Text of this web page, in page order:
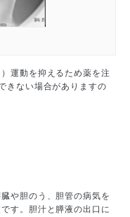
運動を抑えるため薬を注
きない場合がありますの
や胆のう、胆管の病気を
す。胆汁と膵液の出口に